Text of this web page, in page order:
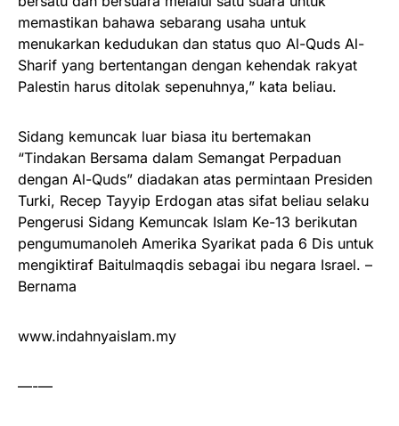
memastikan bahawa sebarang usaha untuk
menukarkan kedudukan dan status quo Al-Quds Al-
Sharif yang bertentangan dengan kehendak rakyat
Palestin harus ditolak sepenuhnya,” kata beliau.
Sidang kemuncak luar biasa itu bertemakan
“Tindakan Bersama dalam Semangat Perpaduan
dengan Al-Quds” diadakan atas permintaan Presiden
Turki, Recep Tayyip Erdogan atas sifat beliau selaku
Pengerusi Sidang Kemuncak Islam Ke-13 berikutan
pengumumanoleh Amerika Syarikat pada 6 Dis untuk
mengiktiraf Baitulmaqdis sebagai ibu negara Israel. –
Bernama
www.indahnyaislam.my
—-—